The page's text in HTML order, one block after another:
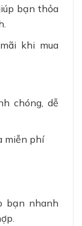
bạn thỏa
khi mua
chóng, dễ
miễn phí
bạn nhanh